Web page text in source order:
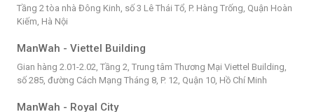
Tầng 2 tòa nhà Đông Kinh, số 3 Lê Thái Tổ, P. Hàng Trống, Quận Hoàn
Kiếm, Hà Nội
ManWah - Viettel Building
Gian hàng 2.01-2.02, Tầng 2, Trung tâm Thương Mại Viettel Building,
số 285, đường Cách Mạng Tháng 8, P. 12, Quận 10, Hồ Chí Minh
ManWah - Royal City